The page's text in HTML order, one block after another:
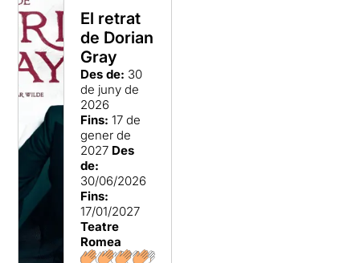
El retrat
de Dorian
Gray
Des de: 30
de juny de
2026
Fins: 17 de
gener de
2027 Des
de:
30/06/2026
Fins:
17/01/2027
Teatre
Romea